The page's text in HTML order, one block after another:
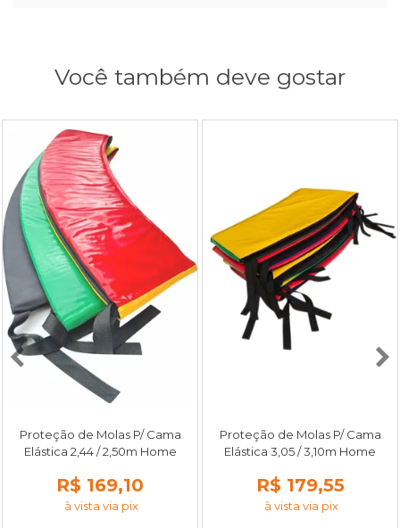
Você também deve gostar
Proteção de Molas P/ Cama
Elástica 2,44 / 2,50m Home
R$ 169,10
à vista via pix
Proteção de Molas P/ Cama
Elástica 3,05 / 3,10m Home
R$ 179,55
à vista via pix